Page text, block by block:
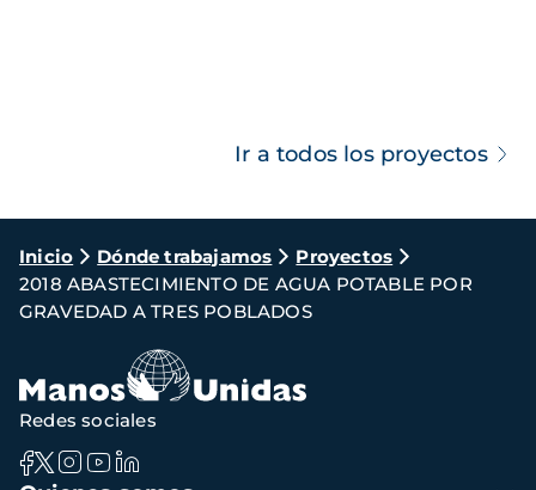
Ir a todos los proyectos
Ruta
de
navegación
Inicio Dónde trabajamos
Proyectos
2018 ABASTECIMIENTO DE AGUA POTABLE POR
GRAVEDAD A TRES POBLADOS
Redes sociales